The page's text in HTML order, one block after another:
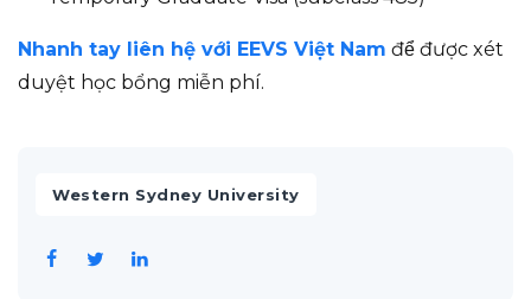
Nhanh tay liên hệ với EEVS Việt Nam để được xét
duyệt học bổng miễn phí.
Western Sydney University